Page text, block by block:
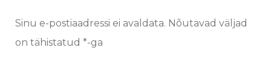
Sinu e-postiaadressi ei avaldata. Nõutavad väljad
on tähistatud*-ga